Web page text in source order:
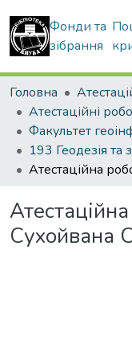
Фонди та
зібрання
Головна
Сухойвана